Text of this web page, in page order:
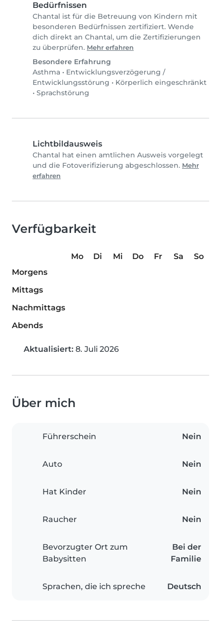
Bedürfnissen
Chantal ist für die Betreuung von Kindern mit
besonderen Bedürfnissen zertifiziert. Wende
dich direkt an Chantal, um die Zertifizierungen
zu überprüfen. Mehr erfahren
Besondere Erfahrung
Asthma • Entwicklungsverzögerung /
Entwicklungsstörung • Körperlich eingeschränkt
• Sprachstörung
Lichtbildausweis
Chantal hat einen amtlichen Ausweis vorgelegt
und die Fotoverifizierung abgeschlossen. Mehr
erfahren
Verfügbarkeit
Mo Di Mi Do Fr Sa
So
Morgens
Mittags
Nachmittags
Abends
Aktualisiert: 8. Juli 2026
Über mich
Führerschein Nein
Auto Nein
Hat Kinder Nein
Raucher Nein
Bevorzugter Ort zum
Babysitten
Bei der
Familie
Sprachen, die ich spreche Deutsch